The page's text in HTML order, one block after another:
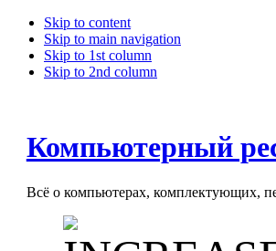
Skip to content
Skip to main navigation
Skip to 1st column
Skip to 2nd column
Компьютерный
Всё о компьютерах, комплектующих,